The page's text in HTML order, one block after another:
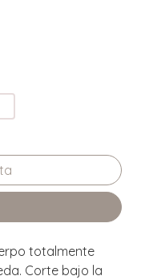
totalmente
Corte bajo la